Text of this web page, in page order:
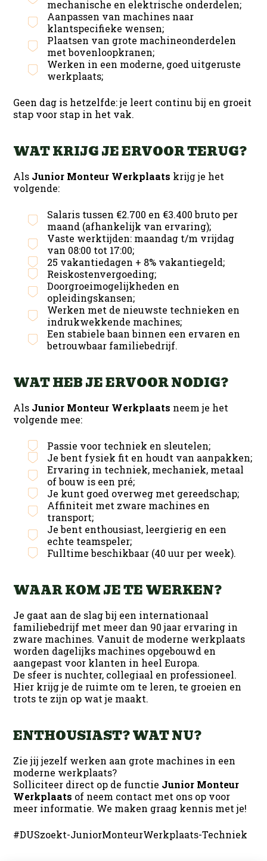
mechanische en elektrische onderdelen;
Aanpassen van machines naar
klantspecifieke wensen;
Plaatsen van grote machineonderdelen
met bovenloopkranen;
Werken in een moderne, goed uitgeruste
werkplaats;
Geen dag is hetzelfde: je leert continu bij en groeit
stap voor stap in het vak.
WAT KRIJG JE ERVOOR TERUG?
Als Junior Monteur Werkplaats krijg je het
volgende:
Salaris tussen €2.700 en €3.400 bruto per
maand (afhankelijk van ervaring);
Vaste werktijden: maandag t/m vrijdag
van 08:00 tot 17:00;
25 vakantiedagen + 8% vakantiegeld;
Reiskostenvergoeding;
Doorgroeimogelijkheden en
opleidingskansen;
Werken met de nieuwste technieken en
indrukwekkende machines;
Een stabiele baan binnen een ervaren en
betrouwbaar familiebedrijf.
WAT HEB JE ERVOOR NODIG?
Als Junior Monteur Werkplaats neem je het
volgende mee:
Passie voor techniek en sleutelen;
Je bent fysiek fit en houdt van aanpakken;
Ervaring in techniek, mechaniek, metaal
of bouw is een pré;
Je kunt goed overweg met gereedschap;
Affiniteit met zware machines en
transport;
Je bent enthousiast, leergierig en een
echte teamspeler;
Fulltime beschikbaar (40 uur per week).
WAAR KOM JE TE WERKEN?
Je gaat aan de slag bij een internationaal
familiebedrijf met meer dan 90 jaar ervaring in
zware machines. Vanuit de moderne werkplaats
worden dagelijks machines opgebouwd en
aangepast voor klanten in heel Europa.
De sfeer is nuchter, collegiaal en professioneel.
Hier krijg je de ruimte om te leren, te groeien en
trots te zijn op wat je maakt.
ENTHOUSIAST? WAT NU?
Zie jij jezelf werken aan grote machines in een
moderne werkplaats?
Solliciteer direct op de functie Junior Monteur
Werkplaats of neem contact met ons op voor
meer informatie. We maken graag kennis met je!
#DUSzoekt-JuniorMonteurWerkplaats-Techniek